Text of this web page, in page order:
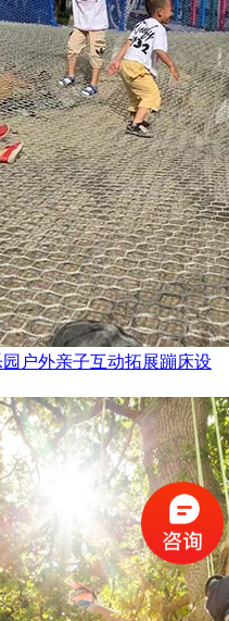
户外亲子互动拓展蹦床设